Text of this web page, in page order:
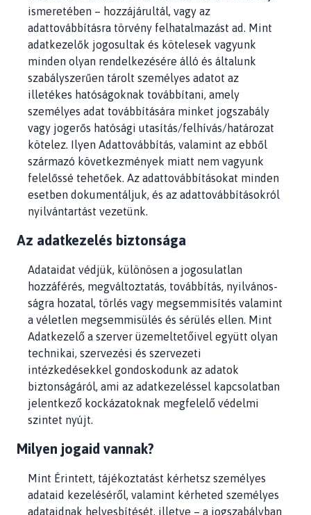
ismeretében – hozzájárultál, vagy az
adattovábbításra törvény felhatalmazást ad. Mint
adatkezelők jogosultak és kötelesek vagyunk
minden olyan rendelkezésére álló és általunk
szabályszerűen tárolt személyes adatot az
illetékes hatóságoknak továbbítani, amely
személyes adat továbbítására minket jogszabály
vagy jogerős hatósági utasítás/felhívás/határozat
kötelez. Ilyen Adattovábbítás, valamint az ebből
származó következmények miatt nem vagyunk
felelőssé tehetőek. Az adattovábbításokat minden
esetben dokumentáljuk, és az adattovábbításokról
nyilvántartást vezetünk.
Az adatkezelés biztonsága
Adataidat védjük, különösen a jogosulatlan
hozzáférés, megváltoztatás, továbbítás, nyilvános-
ságra hozatal, törlés vagy megsemmisítés valamint
a véletlen megsemmisülés és sérülés ellen. Mint
Adatkezelő a szerver üzemeltetőivel együtt olyan
technikai, szervezési és szervezeti
intézkedésekkel gondoskodunk az adatok
biztonságáról, ami az adatkezeléssel kapcsolatban
jelentkező kockázatoknak megfelelő védelmi
szintet nyújt.
Milyen jogaid vannak?
Mint Érintett, tájékoztatást kérhetsz személyes
adataid kezeléséről, valamint kérheted személyes
adataidnak helyesbítését, illetve – a jogszabályban